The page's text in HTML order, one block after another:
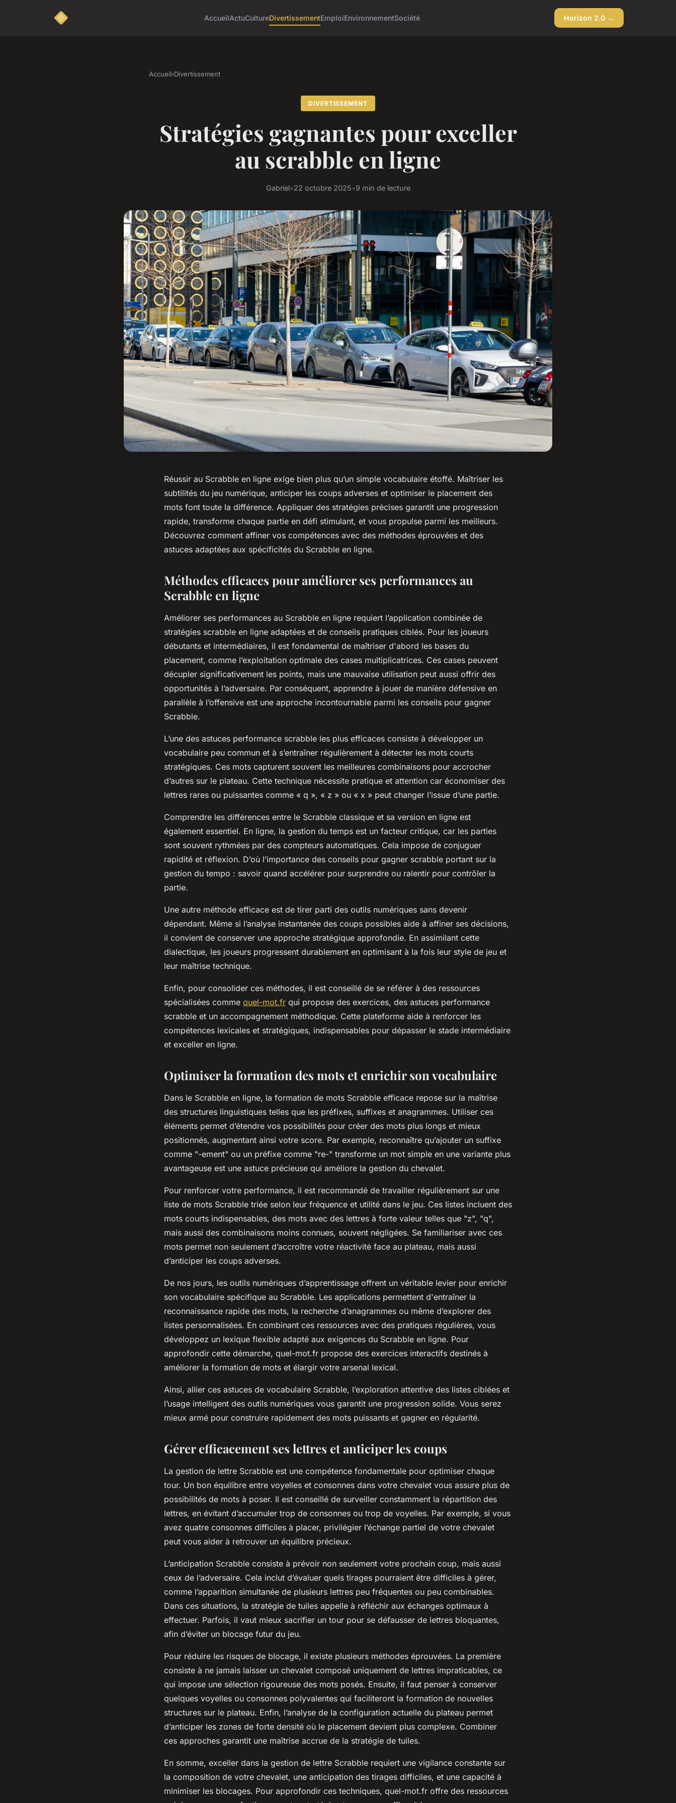
AccueilActuCultureDivertissementEmploiEnvironnementSociété Horizon 2.0 →
Accueil›Divertissement
DIVERTISSEMENT
Stratégies gagnantes pour exceller
au scrabble en ligne
Gabriel•22 octobre 2025•9 min de lecture
Réussir au Scrabble en ligne exige bien plus qu’un simple vocabulaire étoffé. Maîtriser les
subtilités du jeu numérique, anticiper les coups adverses et optimiser le placement des
mots font toute la différence. Appliquer des stratégies précises garantit une progression
rapide, transforme chaque partie en défi stimulant, et vous propulse parmi les meilleurs.
Découvrez comment affiner vos compétences avec des méthodes éprouvées et des
astuces adaptées aux spécificités du Scrabble en ligne.
Méthodes efficaces pour améliorer ses performances au
Scrabble en ligne
Améliorer ses performances au Scrabble en ligne requiert l’application combinée de
stratégies scrabble en ligne adaptées et de conseils pratiques ciblés. Pour les joueurs
débutants et intermédiaires, il est fondamental de maîtriser d'abord les bases du
placement, comme l’exploitation optimale des cases multiplicatrices. Ces cases peuvent
décupler significativement les points, mais une mauvaise utilisation peut aussi offrir des
opportunités à l’adversaire. Par conséquent, apprendre à jouer de manière défensive en
parallèle à l’offensive est une approche incontournable parmi les conseils pour gagner
Scrabble.
L’une des astuces performance scrabble les plus efficaces consiste à développer un
vocabulaire peu commun et à s’entraîner régulièrement à détecter les mots courts
stratégiques. Ces mots capturent souvent les meilleures combinaisons pour accrocher
d’autres sur le plateau. Cette technique nécessite pratique et attention car économiser des
lettres rares ou puissantes comme « q », « z » ou « x » peut changer l’issue d’une partie.
Comprendre les différences entre le Scrabble classique et sa version en ligne est
également essentiel. En ligne, la gestion du temps est un facteur critique, car les parties
sont souvent rythmées par des compteurs automatiques. Cela impose de conjuguer
rapidité et réflexion. D’où l’importance des conseils pour gagner scrabble portant sur la
gestion du tempo : savoir quand accélérer pour surprendre ou ralentir pour contrôler la
partie.
Une autre méthode efficace est de tirer parti des outils numériques sans devenir
dépendant. Même si l’analyse instantanée des coups possibles aide à affiner ses décisions,
il convient de conserver une approche stratégique approfondie. En assimilant cette
dialectique, les joueurs progressent durablement en optimisant à la fois leur style de jeu et
leur maîtrise technique.
Enfin, pour consolider ces méthodes, il est conseillé de se référer à des ressources
spécialisées comme quel-mot.fr qui propose des exercices, des astuces performance
scrabble et un accompagnement méthodique. Cette plateforme aide à renforcer les
compétences lexicales et stratégiques, indispensables pour dépasser le stade intermédiaire
et exceller en ligne.
Optimiser la formation des mots et enrichir son vocabulaire
Dans le Scrabble en ligne, la formation de mots Scrabble efficace repose sur la maîtrise
des structures linguistiques telles que les préfixes, suffixes et anagrammes. Utiliser ces
éléments permet d’étendre vos possibilités pour créer des mots plus longs et mieux
positionnés, augmentant ainsi votre score. Par exemple, reconnaître qu’ajouter un suffixe
comme "-ement" ou un préfixe comme "re-" transforme un mot simple en une variante plus
avantageuse est une astuce précieuse qui améliore la gestion du chevalet.
Pour renforcer votre performance, il est recommandé de travailler régulièrement sur une
liste de mots Scrabble triée selon leur fréquence et utilité dans le jeu. Ces listes incluent des
mots courts indispensables, des mots avec des lettres à forte valeur telles que "z", "q",
mais aussi des combinaisons moins connues, souvent négligées. Se familiariser avec ces
mots permet non seulement d’accroître votre réactivité face au plateau, mais aussi
d’anticiper les coups adverses.
De nos jours, les outils numériques d’apprentissage offrent un véritable levier pour enrichir
son vocabulaire spécifique au Scrabble. Les applications permettent d'entraîner la
reconnaissance rapide des mots, la recherche d’anagrammes ou même d’explorer des
listes personnalisées. En combinant ces ressources avec des pratiques régulières, vous
développez un lexique flexible adapté aux exigences du Scrabble en ligne. Pour
approfondir cette démarche, quel-mot.fr propose des exercices interactifs destinés à
améliorer la formation de mots et élargir votre arsenal lexical.
Ainsi, allier ces astuces de vocabulaire Scrabble, l’exploration attentive des listes ciblées et
l’usage intelligent des outils numériques vous garantit une progression solide. Vous serez
mieux armé pour construire rapidement des mots puissants et gagner en régularité.
Gérer efficacement ses lettres et anticiper les coups
La gestion de lettre Scrabble est une compétence fondamentale pour optimiser chaque
tour. Un bon équilibre entre voyelles et consonnes dans votre chevalet vous assure plus de
possibilités de mots à poser. Il est conseillé de surveiller constamment la répartition des
lettres, en évitant d’accumuler trop de consonnes ou trop de voyelles. Par exemple, si vous
avez quatre consonnes difficiles à placer, privilégier l’échange partiel de votre chevalet
peut vous aider à retrouver un équilibre précieux.
L’anticipation Scrabble consiste à prévoir non seulement votre prochain coup, mais aussi
ceux de l’adversaire. Cela inclut d’évaluer quels tirages pourraient être difficiles à gérer,
comme l’apparition simultanée de plusieurs lettres peu fréquentes ou peu combinables.
Dans ces situations, la stratégie de tuiles appelle à réfléchir aux échanges optimaux à
effectuer. Parfois, il vaut mieux sacrifier un tour pour se défausser de lettres bloquantes,
afin d’éviter un blocage futur du jeu.
Pour réduire les risques de blocage, il existe plusieurs méthodes éprouvées. La première
consiste à ne jamais laisser un chevalet composé uniquement de lettres impraticables, ce
qui impose une sélection rigoureuse des mots posés. Ensuite, il faut penser à conserver
quelques voyelles ou consonnes polyvalentes qui faciliteront la formation de nouvelles
structures sur le plateau. Enfin, l’analyse de la configuration actuelle du plateau permet
d’anticiper les zones de forte densité où le placement devient plus complexe. Combiner
ces approches garantit une maîtrise accrue de la stratégie de tuiles.
En somme, exceller dans la gestion de lettre Scrabble requiert une vigilance constante sur
la composition de votre chevalet, une anticipation des tirages difficiles, et une capacité à
minimiser les blocages. Pour approfondir ces techniques, quel-mot.fr offre des ressources